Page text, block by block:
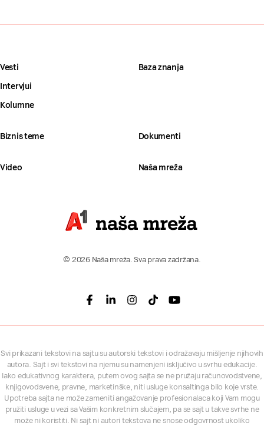
Vesti
Intervjui
Kolumne
Baza znanja
Biznis teme Dokumenti
Video Naša mreža
© 2026 Naša mreža. Sva prava zadržana.
Facebook
LinkedinInstagram
TiktokYoutube
Svi prikazani tekstovi na sajtu su autorski tekstovi i odražavaju mišljenje njihovih
autora. Sajt i svi tekstovi na njemu su namenjeni isključivo u svrhu edukacije.
Iako edukativnog karaktera, putem ovog sajta se ne pružaju računovodstvene,
knjigovodsvene, pravne, marketinške, niti usluge konsaltinga bilo koje vrste.
Upotreba sajta ne može zameniti angažovanje profesionalaca koji Vam mogu
pružiti usluge u vezi sa Vašim konkretnim slučajem, pa se sajt u takve svrhe ne
može ni koristiti. Ni sajt ni autori tekstova ne snose odgovrnost ukoliko